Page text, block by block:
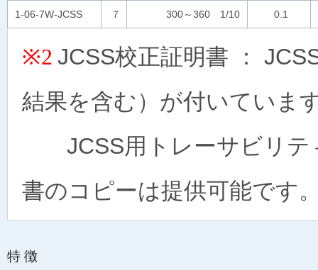
1-06-7W-JCSS ７ 300～360 1/10 0.1
※2 JCSS校正証明書 ：
結果を含む）が付いていま
JCSS用トレーサビリテ
書のコピーは提供可能です
特徴